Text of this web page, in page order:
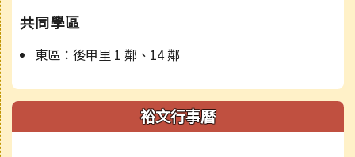
共同學區
東區：後甲里 1 鄰、14 鄰
裕文行事曆